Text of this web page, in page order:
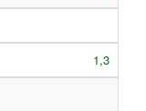
1,3